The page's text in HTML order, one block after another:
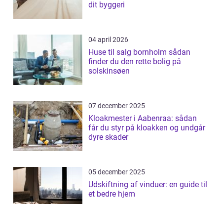
dit byggeri
04 april 2026
Huse til salg bornholm sådan
finder du den rette bolig på
solskinsøen
07 december 2025
Kloakmester i Aabenraa: sådan
får du styr på kloakken og undgår
dyre skader
05 december 2025
Udskiftning af vinduer: en guide til
et bedre hjem